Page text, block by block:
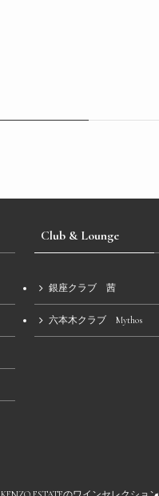
Club & Lounge
銀座クラブ 茜
六本木クラブ Mythos